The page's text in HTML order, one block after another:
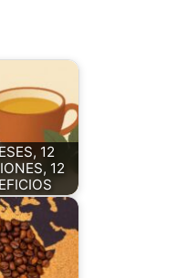
12
12